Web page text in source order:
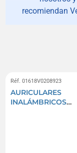
recomiendan
Réf. 01618V0208923
AURICULARES
INALÁMBRICOS